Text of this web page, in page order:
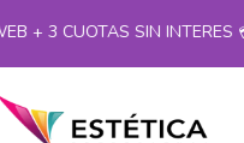
3 CUOTAS SIN INTERES 💳 ::